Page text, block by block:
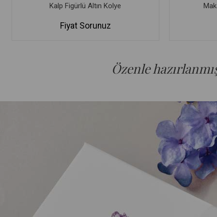
Kalp Figürlü Altın Kolye
Fiyat Sorunuz
Özenle